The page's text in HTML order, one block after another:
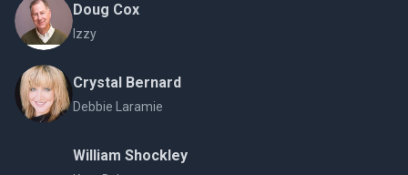
Doug Cox
Izzy
Crystal Bernard
Debbie Laramie
William Shockley